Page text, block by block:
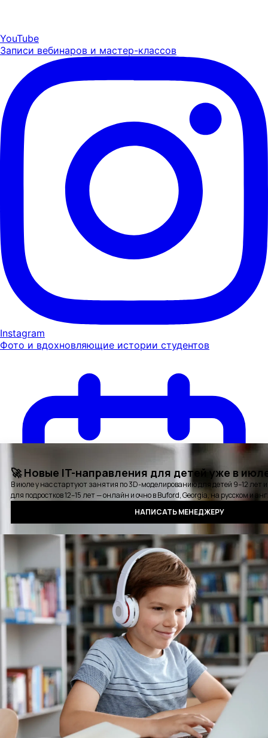
YouTube
Записи вебинаров и мастер-классов
Instagram
Фото и вдохновляющие истории студентов
Карьерная консультация
Выбрать удобное время для звонка
СтажировкиДетские курсыБлогСобытия
Отзывы Выпускники
КонтактыОплатаСертификатВопросы и ответы
Аудиокнига QAПолитика конфиденциальности
©2016 - 2025 PASV. All rights reserved.